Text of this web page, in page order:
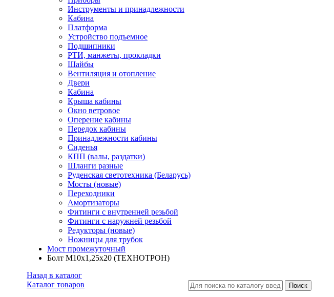
Инструменты и принадлежности
Кабина
Платформа
Устройство подъемное
Подшипники
РТИ, манжеты, прокладки
Шайбы
Вентиляция и отопление
Двери
Кабина
Крыша кабины
Окно ветровое
Оперение кабины
Передок кабины
Принадлежности кабины
Сиденья
КПП (валы, раздатки)
Шланги разные
Руденская светотехника (Беларусь)
Мосты (новые)
Переходники
Амортизаторы
Фитинги с внутренней резьбой
Фитинги с наружней резьбой
Редукторы (новые)
Ножницы для трубок
Мост промежуточный
Болт М10х1,25х20 (ТЕХНОТРОН)
Назад в каталог
Каталог товаров